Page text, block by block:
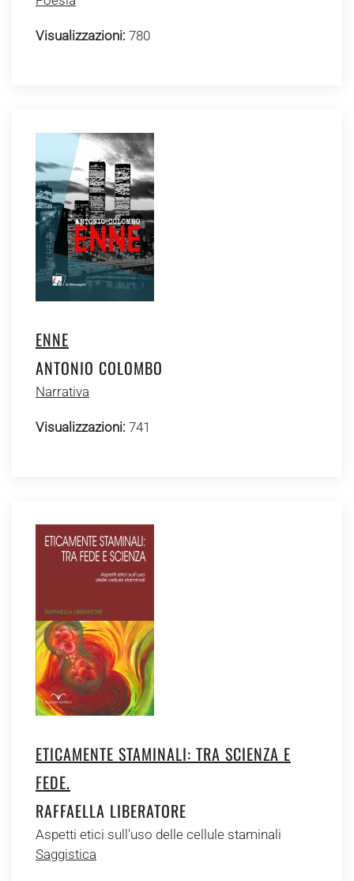
Visualizzazioni: 780
ENNE
ANTONIO COLOMBO
Narrativa
Visualizzazioni: 741
ETICAMENTE STAMINALI: TRA SCIENZA E
FEDE.
RAFFAELLA LIBERATORE
Aspetti etici sull'uso delle cellule staminali
Saggistica